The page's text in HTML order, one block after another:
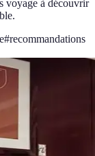
voyage à découvrir
#recommandations